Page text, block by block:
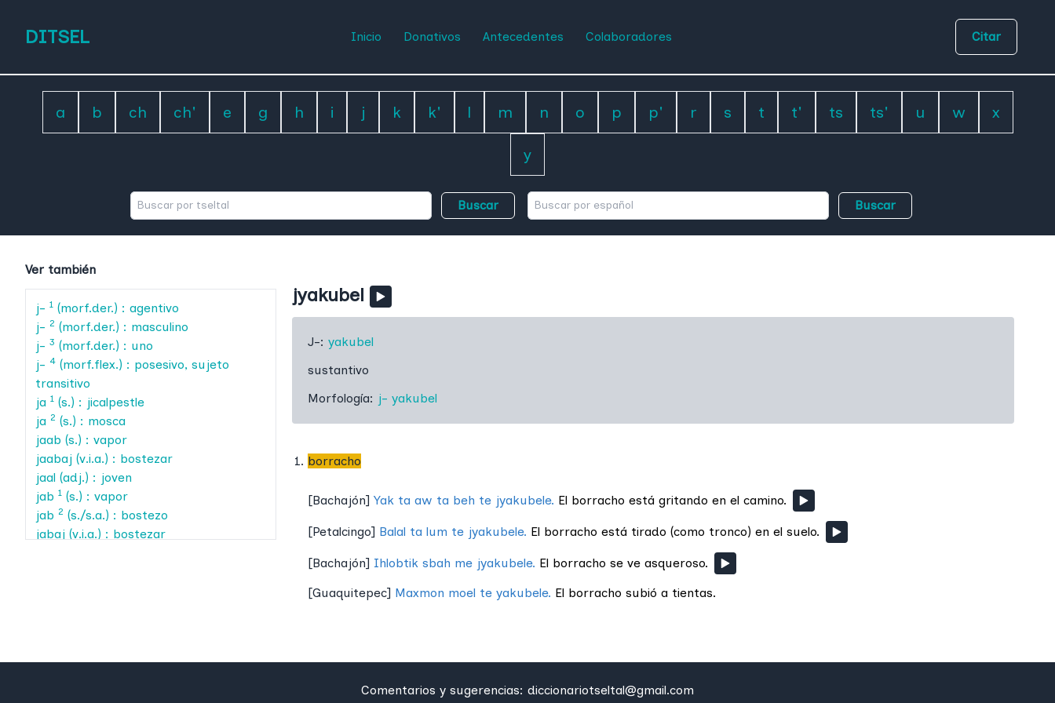
DITSEL Inicio Donativos Antecedentes Colaboradores Citar
a b ch ch' e g h i j k k' l m n o p p' r s t t' ts ts' u w x
y
Buscar Buscar
Ver también
j- 1 (morf.der.) : agentivo
j- 2 (morf.der.) : masculino
j- 3 (morf.der.) : uno
j- 4 (morf.flex.) : posesivo, sujeto
transitivo
ja 1 (s.) : jicalpestle
ja 2 (s.) : mosca
jaab (s.) : vapor
jaabaj (v.i.a.) : bostezar
jaal (adj.) : joven
jab 1 (s.) : vapor
jab 2 (s./s.a.) : bostezo
jabaj (v.i.a.) : bostezar
jach'(v.t.) : abrir (boca)
jyakubel
J-: yakubel
sustantivo
Morfología: j- yakubel
borracho
[Bachajón] Yak ta aw ta beh te jyakubele. El borracho está gritando en el camino.
[Petalcingo] Balal ta lum te jyakubele. El borracho está tirado (como tronco) en el suelo.
[Bachajón] Ihlobtik sbah me jyakubele. El borracho se ve asqueroso.
[Guaquitepec] Maxmon moel te yakubele. El borracho subió a tientas.
Comentarios y sugerencias: diccionariotseltal@gmail.com